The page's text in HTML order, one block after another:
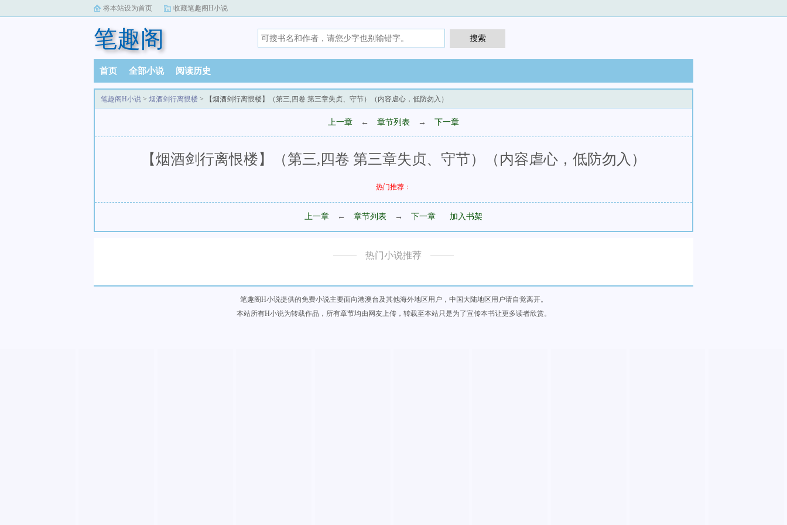
将本站设为首页 收藏笔趣阁H小说
笔趣阁
首页 全部小说 阅读历史
笔趣阁H小说 > 烟酒剑行离恨楼 > 【烟酒剑行离恨楼】（第三,四卷 第三章失贞、守节）（内容虐心，低防勿入）
上一章 ← 章节列表 → 下一章
【烟酒剑行离恨楼】（第三,四卷 第三章失贞、守节）（内容虐心，低防勿入）
热门推荐：
上一章 ← 章节列表 → 下一章 加入书架
热门小说推荐
笔趣阁H小说提供的免费小说主要面向港澳台及其他海外地区用户，中国大陆地区用户请自觉离开。
本站所有H小说为转载作品，所有章节均由网友上传，转载至本站只是为了宣传本书让更多读者欣赏。